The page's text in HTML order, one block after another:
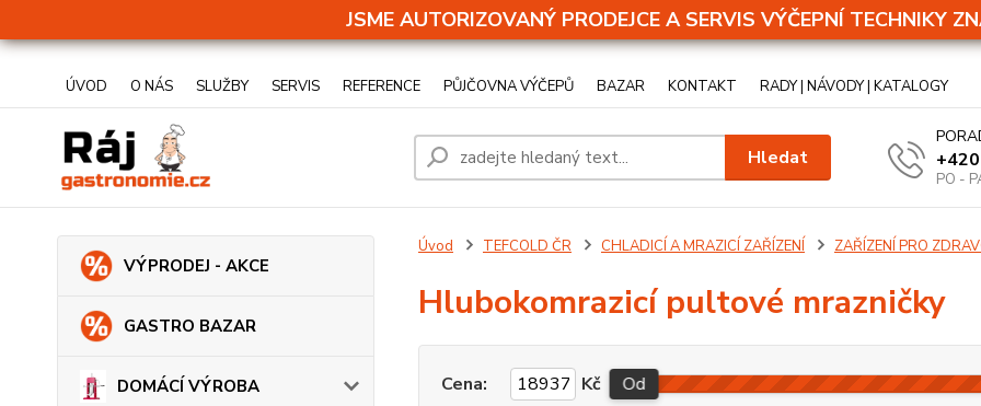
JSME AUTORIZOVANÝ PRODEJCE A SERVIS VÝČEPNÍ TECHNIKY
ÚVOD O NÁS SLUŽBY SERVIS REFERENCE PŮJČOVNA VÝČEPŮ BAZAR KONTAKT RADY | NÁVODY | KATALOGY
Hledat
PO -
VÝPRODEJ - AKCE
GASTRO BAZAR
DOMÁCÍ VÝROBA
Úvod TEFCOLD ČR CHLADICÍ A MRAZICÍ ZAŘÍZENÍ ZAŘÍZENÍ PRO
Hlubokomrazicí pultové mrazničky
Cena: Kč Od